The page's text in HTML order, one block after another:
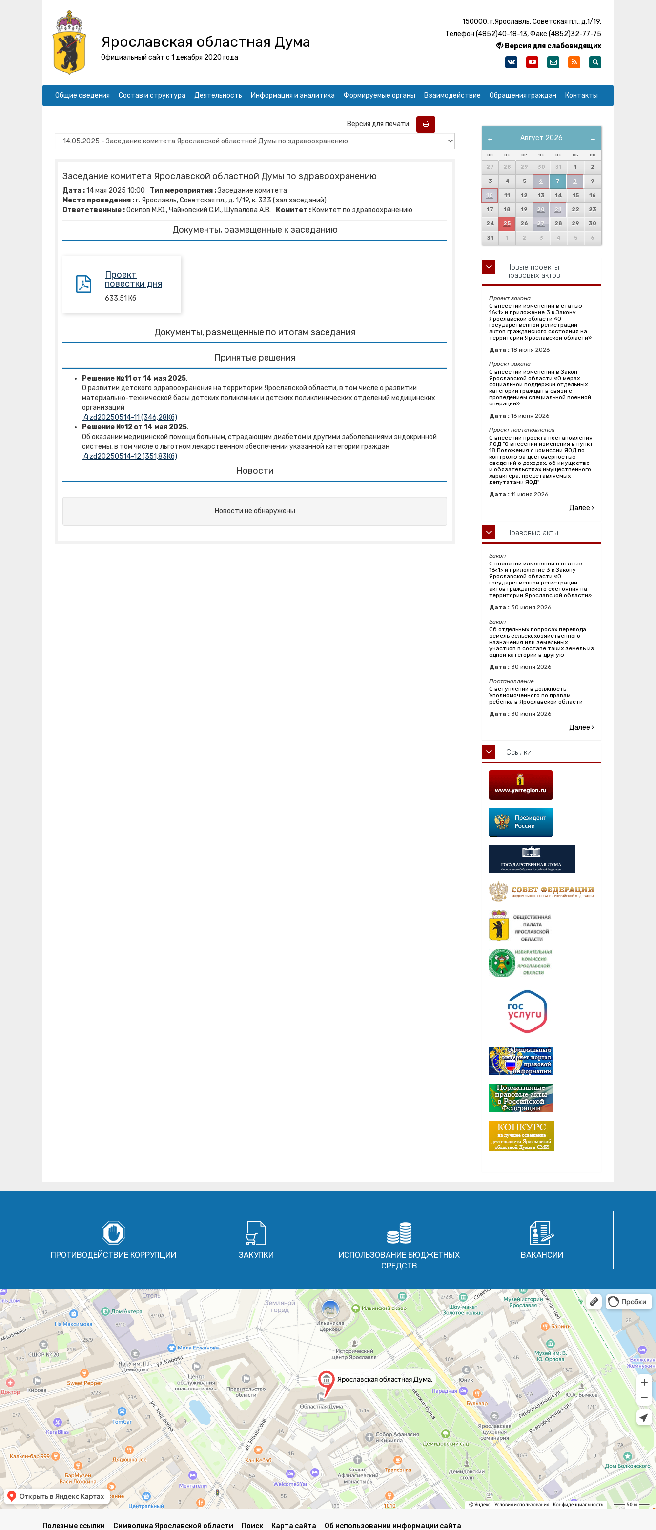
Ярославская областная Дума
Официальный сайт с 1 декабря 2020 года
150000, г.Ярославль, Советская пл., д.1/19.
Телефон (4852)40-18-13, Факс (4852)32-77-75
Версия для слабовидящих
Общие сведения Состав и структура Деятельность Информация и аналитика Формируемые органы Взаимодействие Обращения граждан Контакты
Версия для печати:
Заседание комитета Ярославской областной Думы по здравоохранению
Дата :14мая 2025 10:00 Тип мероприятия :Заседание комитета
Место проведения :г. Ярославль, Советская пл., д. 1/19, к. 333 (зал заседаний)
Ответственные :Осипов М.Ю., Чайковский С.И., Шувалова А.В. Комитет : Комитет по здравоохранению
Документы, размещенные к заседанию
Проект
повестки дня
633,51 Кб
Документы, размещенные по итогам заседания
Принятые решения
Решение №11 от 14 мая 2025.
О развитии детского здравоохранения на территории Ярославской области, в том числе о развитии
материально-технической базы детских поликлиник и детских поликлинических отделений медицинских
организаций
zd20250514-11 (346,28Кб)
Решение №12 от 14 мая 2025.
Об оказании медицинской помощи больным, страдающим диабетом и другими заболеваниями эндокринной
системы, в том числе о льготном лекарственном обеспечении указанной категории граждан
zd20250514-12 (351,83Кб)
Новости
Новости не обнаружены
← →
Август 2026
ПН ВТ СР ЧТ ПТ СБ ВС
27 28 29 30 31 1 2
3 4 5 6 7 8 9
10 11 12 13 14 15 16
17 18 19 20 21 22 23
24 25 26 27 28 29 30
31 1 2 3 4 5 6
Новые проекты
правовых актов
Проект закона
О внесении изменений в статью
16<1> и приложение 3 к Закону
Ярославской области «О
государственной регистрации
актов гражданского состояния на
территории Ярославской области»
Дата : 18 июня 2026
Проект закона
О внесении изменений в Закон
Ярославской области «О мерах
социальной поддержки отдельных
категорий граждан в связи с
проведением специальной военной
операции»
Дата : 16 июня 2026
Проект постановления
О внесении проекта постановления
ЯОД "О внесении изменения в пункт
18 Положения о комиссии ЯОД по
контролю за достоверностью
сведений о доходах, об имуществе
и обязательствах имущественного
характера, представляемых
депутатами ЯОД"
Дата : 11 июня 2026
Далее
Правовые акты
Закон
О внесении изменений в статью
16<1> и приложение 3 к Закону
Ярославской области «О
государственной регистрации
актов гражданского состояния на
территории Ярославской области»
Дата : 30 июня 2026
Закон
Об отдельных вопросах перевода
земель сельскохозяйственного
назначения или земельных
участков в составе таких земель из
одной категории в другую
Дата : 30 июня 2026
Постановление
О вступлении в должность
Уполномоченного по правам
ребенка в Ярославской области
Дата : 30 июня 2026
Далее
Ссылки
ПРОТИВОДЕЙСТВИЕ КОРРУПЦИИ ЗАКУПКИ
ИСПОЛЬЗОВАНИЕ БЮДЖЕТНЫХ
СРЕДСТВ
ВАКАНСИИ
Полезные ссылки Символика Ярославской области Поиск Карта сайта Об использовании информации сайта